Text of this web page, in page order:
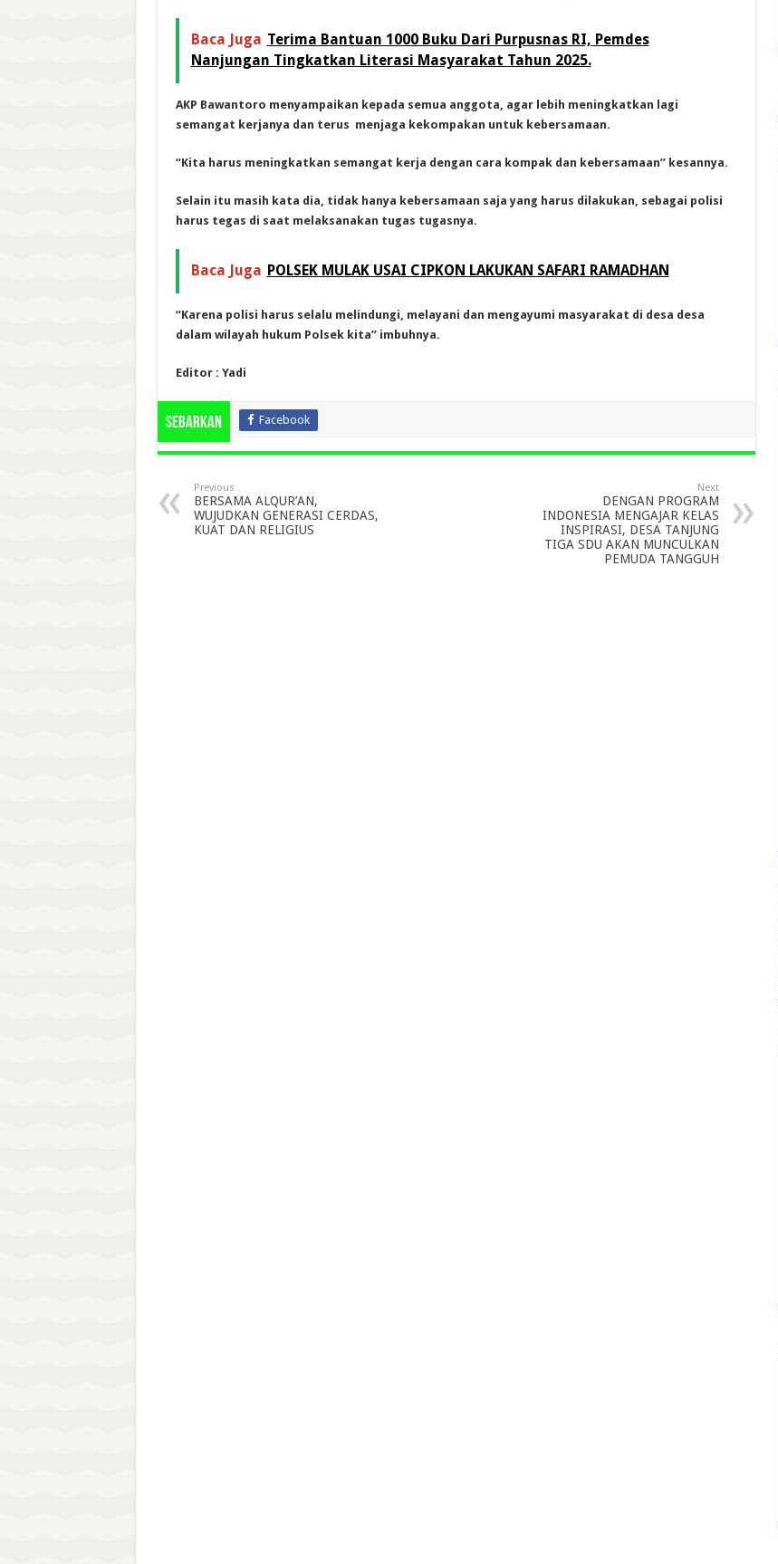
Baca Juga Terima Bantuan 1000 Buku Dari Purpusnas RI, Pemdes
Nanjungan Tingkatkan Literasi Masyarakat Tahun 2025.
AKP Bawantoro menyampaikan kepada semua anggota, agar lebih meningkatkan lagi
semangat kerjanya dan terus menjaga kekompakan untuk kebersamaan.
“Kita harus meningkatkan semangat kerja dengan cara kompak dan kebersamaan” kesannya.
Selain itu masih kata dia, tidak hanya kebersamaan saja yang harus dilakukan, sebagai polisi
harus tegas di saat melaksanakan tugas tugasnya.
Baca Juga POLSEK MULAK USAI CIPKON LAKUKAN SAFARI RAMADHAN
“Karena polisi harus selalu melindungi, melayani dan mengayumi masyarakat di desa desa
dalam wilayah hukum Polsek kita” imbuhnya.
Editor : Yadi
Sebarkan Facebook
Previous
BERSAMA ALQUR’AN,
WUJUDKAN GENERASI CERDAS,
KUAT DAN RELIGIUS
Next
DENGAN PROGRAM
INDONESIA MENGAJAR KELAS
INSPIRASI, DESA TANJUNG
TIGA SDU AKAN MUNCULKAN
PEMUDA TANGGUH